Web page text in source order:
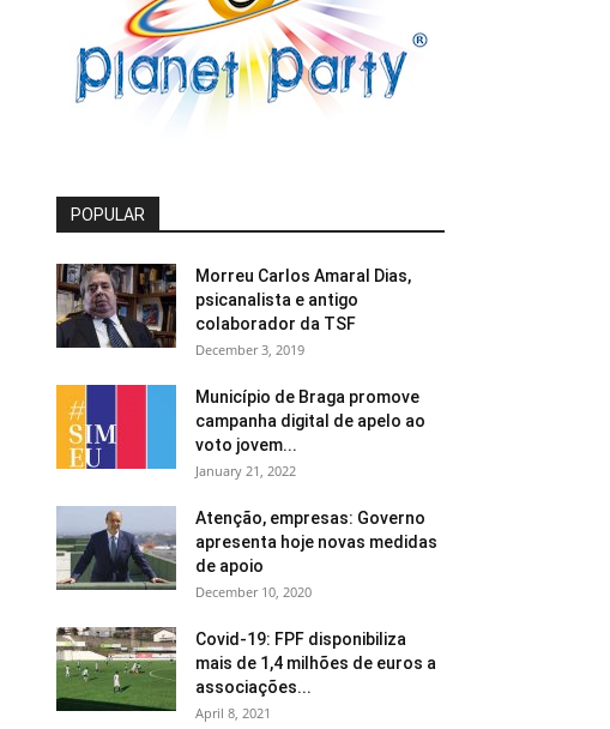
POPULAR
Morreu Carlos Amaral Dias,
psicanalista e antigo
colaborador da TSF
December 3, 2019
Município de Braga promove
campanha digital de apelo ao
voto jovem...
January 21, 2022
Atenção, empresas: Governo
apresenta hoje novas medidas
de apoio
December 10, 2020
Covid-19: FPF disponibiliza
mais de 1,4 milhões de euros a
associações...
April 8, 2021